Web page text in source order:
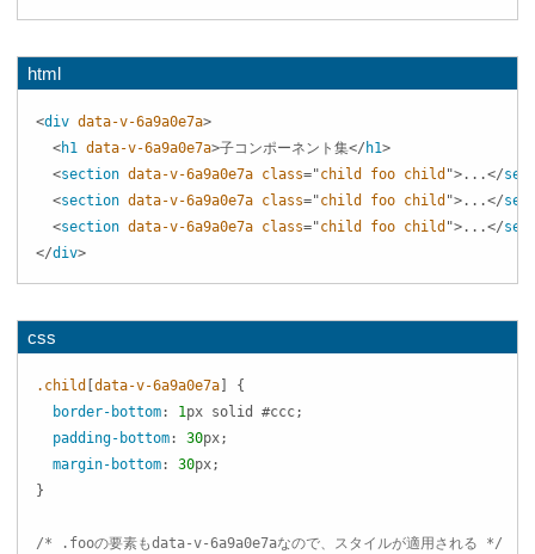
html
<div data-v-6a9a0e7a>
<h1 data-v-6a9a0e7a>子コンポーネント集</ h1>
<section data-v-6a9a0e7a class="child foo child ">...</
<section data-v-6a9a0e7a class="child foo child ">...</
<section data-v-6a9a0e7a class="child foo child ">...</
</div>
css
.child data-v-6a9a0e7a
{
border-bottom: 1px solid #ccc;
padding-bottom: 30px;
margin-bottom: 30px;
}
/* .fooの要素もdata-v-6a9a0e7aなので、スタイルが適用される */